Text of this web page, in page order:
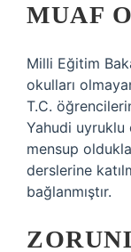
MUAF
Milli Eğitim
okulları
T.C.
Yahudi
mensup
derslerine
bağlanmıştır.